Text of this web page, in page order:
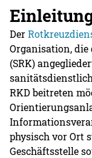
Der
Organisation, die
(SRK)
RKD beitreten
physisch vor Ort
Geschäftsstelle